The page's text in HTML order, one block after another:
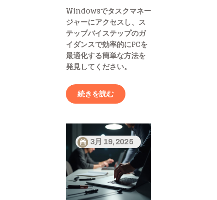
Windowsでタスクマネー
ジャーにアクセスし、ス
テップバイステップのガ
イダンスで効率的にPCを
最適化する簡単な方法を
発見してください。
続きを読む
3月 19, 2025